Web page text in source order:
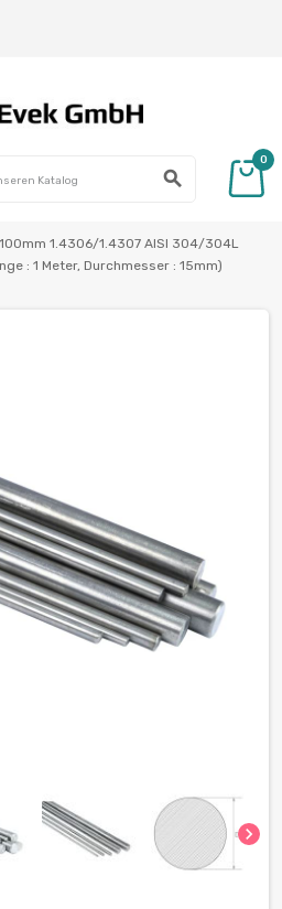
search
0
1.4306/1.4307 AISI 304/304L
: 1 Meter, Durchmesser : 15mm)
chevron_right